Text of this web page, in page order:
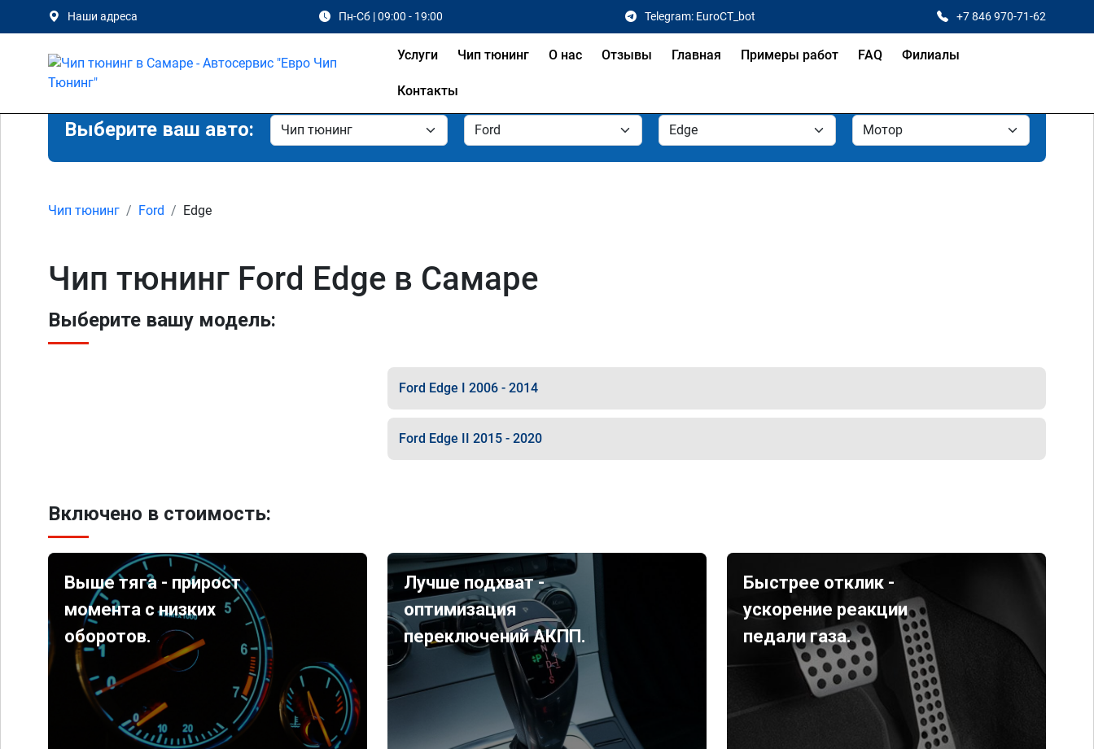
Наши адреса Пн-Сб | 09:00 - 19:00 Telegram: EuroCT_bot +7 846 970-71-62
Услуги Чип тюнинг О нас Отзывы Главная Примеры работ FAQ Филиалы
Контакты
Выберите ваш авто:
Чип тюнинг Ford Edge
Чип тюнинг Ford Edge в Самаре
Выберите вашу модель:
Ford Edge I 2006 - 2014
Ford Edge II 2015 - 2020
Включено в стоимость:
Выше тяга - прирост
момента с низких
оборотов.
Лучше подхват -
оптимизация
переключений АКПП.
Быстрее отклик -
ускорение реакции
педали газа.